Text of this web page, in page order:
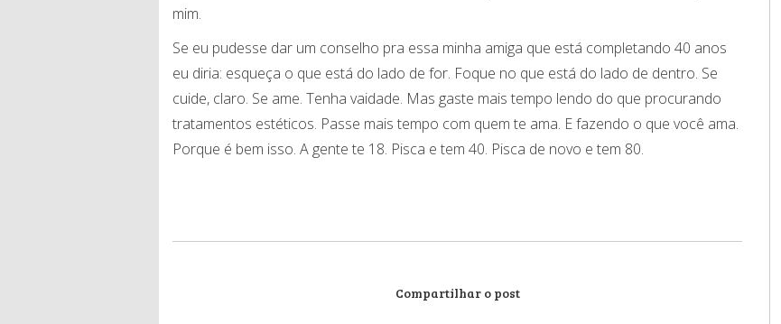
mim.
Se eu pudesse dar um conselho pra essa minha amiga que está completando 40 anos
eu diria: esqueça o que está do lado de for. Foque no que está do lado de dentro. Se
cuide, claro. Se ame. Tenha vaidade. Mas gaste mais tempo lendo do que procurando
tratamentos estéticos. Passe mais tempo com quem te ama. E fazendo o que você ama.
Porque é bem isso. A gente te 18. Pisca e tem 40. Pisca de novo e tem 80.
Compartilhar o post